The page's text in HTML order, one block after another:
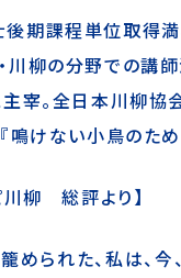
期課程単位取得満
川柳の分野での講
主宰。全日本川柳協
鳴けない小鳥のた
川柳 総評より】
められた、私は、今